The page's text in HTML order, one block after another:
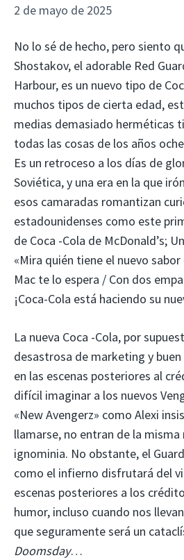
2 de mayo de 2025
No lo sé de hecho, pero siento
Shostakov, el adorable Red
Harbour, es un nuevo tipo de
muchos tipos de cierta edad,
medias demasiado herméticas
todas las cosas de los años
Es un retroceso a los días de
Soviética, y una era en la que
esos camaradas romantizan
estadounidenses como este
de Coca -Cola de McDonald’s;
«Mira quién tiene el nuevo sabor
Mac te lo espera / Con dos
¡Coca-Cola está haciendo su
La nueva Coca -Cola, por
desastrosa de marketing y
en las escenas posteriores al
difícil imaginar a los nuevos
«New Avengerz» como Alexi
llamarse, no entran de la misma
ignominia. No obstante, el
como el infierno disfrutará del
escenas posteriores a los
humor, incluso cuando nos
que seguramente será un
Doomsday…